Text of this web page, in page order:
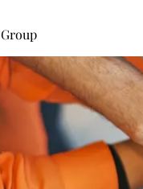
Group